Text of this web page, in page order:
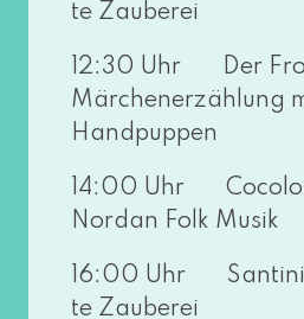
te Zauberei
12:30 Uhr Der
Märchenerzählung
Handpuppen
14:00 Uhr
Nordan Folk Musik
16:00 Uhr Santini
te Zauberei